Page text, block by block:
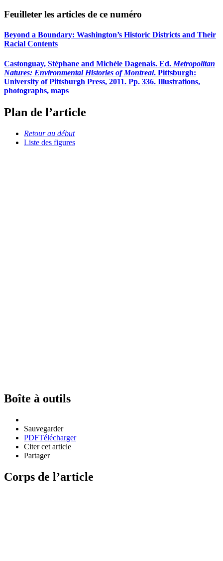
Feuilleter les articles de ce numéro
Beyond a Boundary: Washington’s Historic Districts and Their
Racial Contents
Castonguay, Stéphane and Michèle Dagenais. Ed. Metropolitan
Natures: Environmental Histories of Montreal. Pittsburgh:
University of Pittsburgh Press, 2011. Pp. 336. Illustrations,
photographs, maps
Plan de l’article
Retour au début
Liste des figures
Boîte à outils
Sauvegarder
PDFTélécharger
Citer cet article
Partager
Corps de l’article